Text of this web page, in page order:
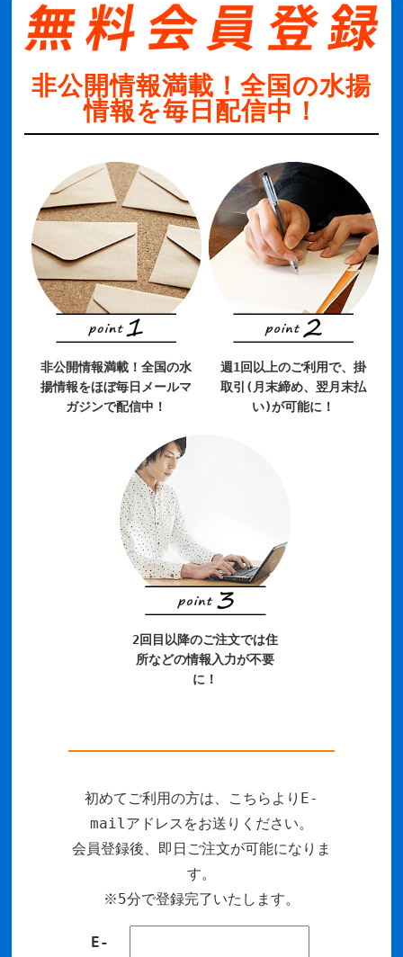
非公開情報満載！全国の水揚
情報を毎日配信中！
非公開情報満載！全国の水
揚情報をほぼ毎日メールマ
ガジンで配信中！
週1回以上のご利用で、掛
取引(月末締め、翌月末払
い)が可能に！
2回目以降のご注文では住
所などの情報入力が不要
に！
初めてご利用の方は、こちらよりE-
mailアドレスをお送りください。
会員登録後、即日ご注文が可能になりま
す。
※5分で登録完了いたします。
E-